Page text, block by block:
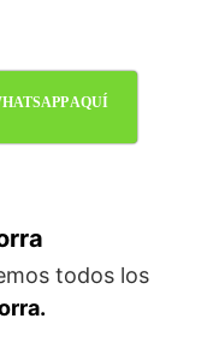
AQUÍ
todos los